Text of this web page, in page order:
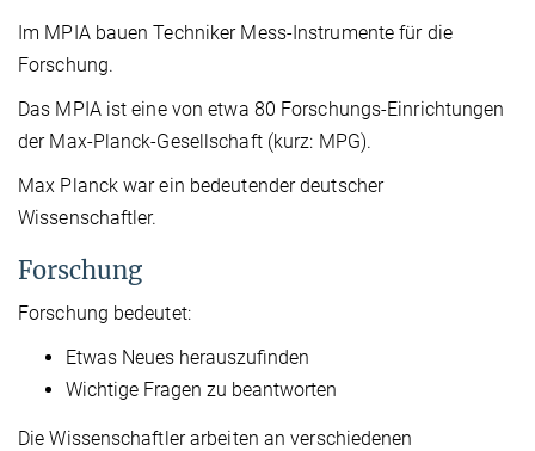
Im MPIA bauen Techniker Mess-Instrumente für die
Forschung.
Das MPIA ist eine von etwa 80 Forschungs-Einrichtungen
der Max-Planck-Gesellschaft (kurz: MPG).
Max Planck war ein bedeutender deutscher
Wissenschaftler.
Forschung
Forschung bedeutet:
Etwas Neues herauszufinden
Wichtige Fragen zu beantworten
Die Wissenschaftler arbeiten an verschiedenen